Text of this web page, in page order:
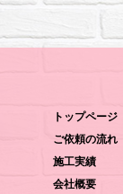
トップページ
ご依頼の流れ
施工実績
会社概要